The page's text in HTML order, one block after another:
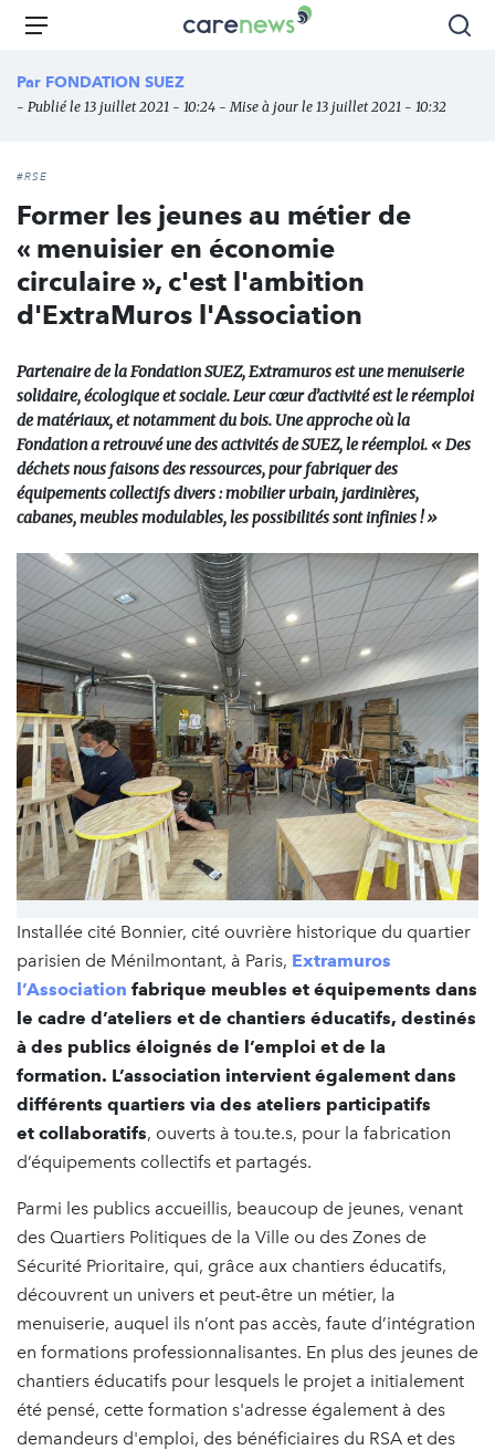
Aller
principal
Carenews,
média
des
Menu
Par FONDATION SUEZ
- Publié le 13 juillet 2021 - 10:24 - Mise à jour le 13 juillet 2021 - 10:32
#RSE
Former les jeunes au métier de
« menuisier en économie
circulaire », c'est l'ambition
d'ExtraMuros l'Association
Partenaire de la Fondation SUEZ, Extramuros est une menuiserie
solidaire, écologique et sociale. Leur cœur d’activité est le réemploi
de matériaux, et notamment du bois. Une approche où la
Fondation a retrouvé une des activités de SUEZ, le réemploi. « Des
déchets nous faisons des ressources, pour fabriquer des
équipements collectifs divers : mobilier urbain, jardinières,
cabanes, meubles modulables, les possibilités sont infinies ! »
Installée cité Bonnier, cité ouvrière historique du quartier
parisien de Ménilmontant, à Paris, Extramuros
l’Association fabrique meubles et équipements dans
le cadre d’ateliers et de chantiers éducatifs, destinés
à des publics éloignés de l’emploi et de la
formation. L’association intervient également dans
différents quartiers via des ateliers participatifs
et collaboratifs, ouverts à tou.te.s, pour la fabrication
d’équipements collectifs et partagés.
Parmi les publics accueillis, beaucoup de jeunes, venant
des Quartiers Politiques de la Ville ou des Zones de
Sécurité Prioritaire, qui, grâce aux chantiers éducatifs,
découvrent un univers et peut-être un métier, la
menuiserie, auquel ils n’ont pas accès, faute d’intégration
en formations professionnalisantes. En plus des jeunes de
chantiers éducatifs pour lesquels le projet a initialement
été pensé, cette formation s'adresse également à des
demandeurs d'emploi, des bénéficiaires du RSA et des